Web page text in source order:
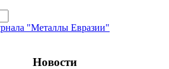
"Металлы Евразии"
Новости